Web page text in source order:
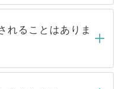
内にはご連絡をせて
ばらくお待ちくださ
り扱っている求人の
トからご覧いただ
です。非公開求人は
一般には公開してい
れることはありま
ことは一切ありませ